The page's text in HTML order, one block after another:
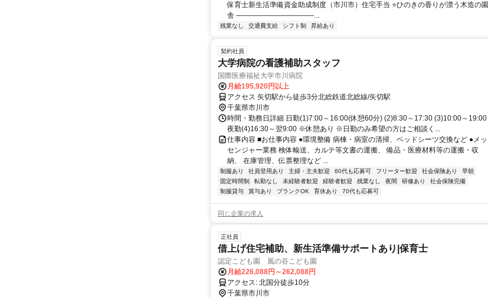
保育士新生活準備資金助成制度（市川市）住宅手当 ⭐ひのきの香りが漂う木造の園
舎 ―――――――――――...
残業なし 交通費支給 シフト制 昇給あり
契約社員
大学病院の看護補助スタッフ
国際医療福祉大学市川病院
月給195,920円以上
アクセス 矢切駅から徒歩3分北総鉄道北総線/矢切駅
千葉県市川市
時間・勤務日詳細 日勤(1)7:00～16:00(休憩60分) (2)8:30～17:30 (3)10:00～19:00
夜勤(4)16:30～翌9:00 ※休憩あり ※日勤のみ希望の方はご相談く...
仕事内容 ■お仕事内容 ●環境整備 病棟・病室の清掃、ベッドシーツ交換など ●メッ
センジャー業務 検体輸送、カルテ等文書の運搬、 備品・医療材料等の運搬・収
納、 在庫管理、伝票整理など ...
制服あり 社員登用あり 主婦・主夫歓迎 60代も応募可 フリーター歓迎 社会保険あり
早朝
固定時間制
転勤なし 未経験者歓迎 経験者歓迎 残業なし 夜間 研修あり
社会保険完備
制服貸与
賞与あり ブランクOK 育休あり 70代も応募可
同じ企業の求人
正社員
借上げ住宅補助、新生活準備サポートあり|保育士
認定こども園 風の谷こども園
月給226,088円～262,088円
アクセス: 北国分徒歩10分
千葉県市川市